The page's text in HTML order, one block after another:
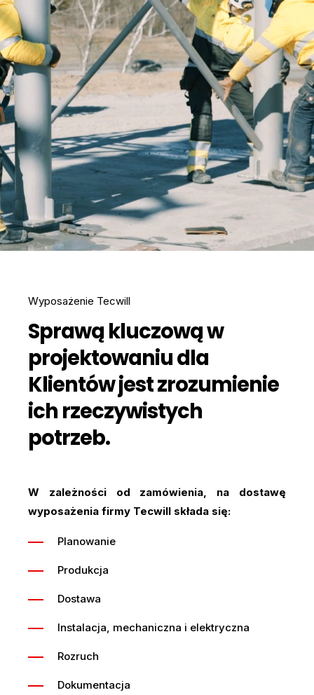
Wyposażenie Tecwill
Sprawą kluczową w
projektowaniu dla
Klientów jest zrozumienie
ich rzeczywistych
potrzeb.
W zależności od zamówienia, na dostawę
wyposażenia firmy Tecwill składa się:
Planowanie
Produkcja
Dostawa
Instalacja, mechaniczna i elektryczna
Rozruch
Dokumentacja